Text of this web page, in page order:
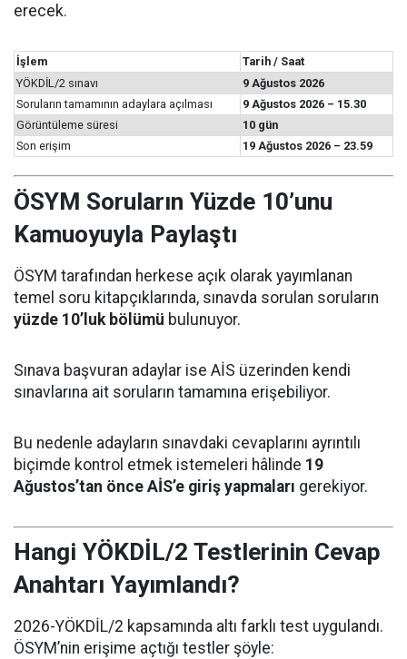
erecek.
İşlem
Tarih / Saat
YÖKDİL/2 sınavı
9 Ağustos 2026
Soruların tamamının adaylara açılması
9 Ağustos 2026 – 15.30
Görüntüleme süresi
10 gün
Son erişim
19 Ağustos 2026 – 23.59
ÖSYM Soruların Yüzde 10’unu
Kamuoyuyla Paylaştı
ÖSYM tarafından herkese açık olarak yayımlanan
temel soru kitapçıklarında, sınavda sorulan soruların
yüzde 10’luk bölümü bulunuyor.
Sınava başvuran adaylar ise AİS üzerinden kendi
sınavlarına ait soruların tamamına erişebiliyor.
Bu nedenle adayların sınavdaki cevaplarını ayrıntılı
biçimde kontrol etmek istemeleri hâlinde 19
Ağustos’tan önce AİS’e giriş yapmaları gerekiyor.
Hangi YÖKDİL/2 Testlerinin Cevap
Anahtarı Yayımlandı?
2026-YÖKDİL/2 kapsamında altı farklı test uygulandı.
ÖSYM’nin erişime açtığı testler şöyle: